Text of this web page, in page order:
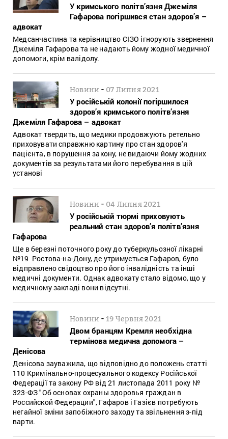
У кримського політв’язня Джеміля
Гафарова погіршився стан здоров’я –
адвокат
Медсанчастина та керівництво СІЗО ігнорують звернення
Джеміля Гафарова та не надають йому жодної медичної
допомоги, крім валідолу.
Новини - 07 Липня 2021
У російській колонії погіршилося
здоров’я кримського політв’язня
Джеміля Гафарова – адвокат
Адвокат твердить, що медики продовжують ретельно
приховувати справжню картину про стан здоров'я
пацієнта, в порушення закону, не видаючи йому жодних
документів за результатами його перебування в цій
установі
Новини - 04 Липня 2021
У російській тюрмі приховують
реальний стан здоров’я політв’язня
Гафарова
Ще в березні поточного року до туберкульозної лікарні
№19 Ростова-на-Дону, де утримується Гафаров, було
відправлено свідоцтво про його інвалідність та інші
медичні документи. Однак адвокату стало відомо, що у
медичному закладі вони відсутні.
Новини -19 Червня 2021
Двом бранцям Кремля необхідна
термінова медична допомога –
Денісова
Денісова зауважила, що відповідно до положень статті
110 Кримінально-процесуального кодексу Російської
Федерації та закону РФ від 21 листопада 2011 року №
323-ФЗ "Об основах охраны здоровья граждан в
Российской Федерации", Гафаров і Газієв потребують
негайної зміни запобіжного заходу та звільнення з-під
варти.